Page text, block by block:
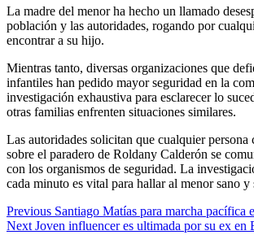
La madre del menor ha hecho un llamado
población y las autoridades, rogando por
encontrar a su hijo.
Mientras tanto, diversas organizaciones que
infantiles han pedido mayor seguridad en la
investigación exhaustiva para esclarecer lo
otras familias enfrenten situaciones similares.
Las autoridades solicitan que cualquier
sobre el paradero de Roldany Calderón se
con los organismos de seguridad. La
cada minuto es vital para hallar al menor sano y
Previous Santiago Matías para marcha pacífica
Next Joven influencer es ultimada por su ex en